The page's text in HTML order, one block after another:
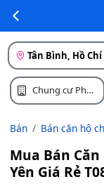
Tân Bình, Hồ
Chung cư Phúc
Yên
Bán Bán căn hộ
Mua Bán
Yên Giá Rẻ